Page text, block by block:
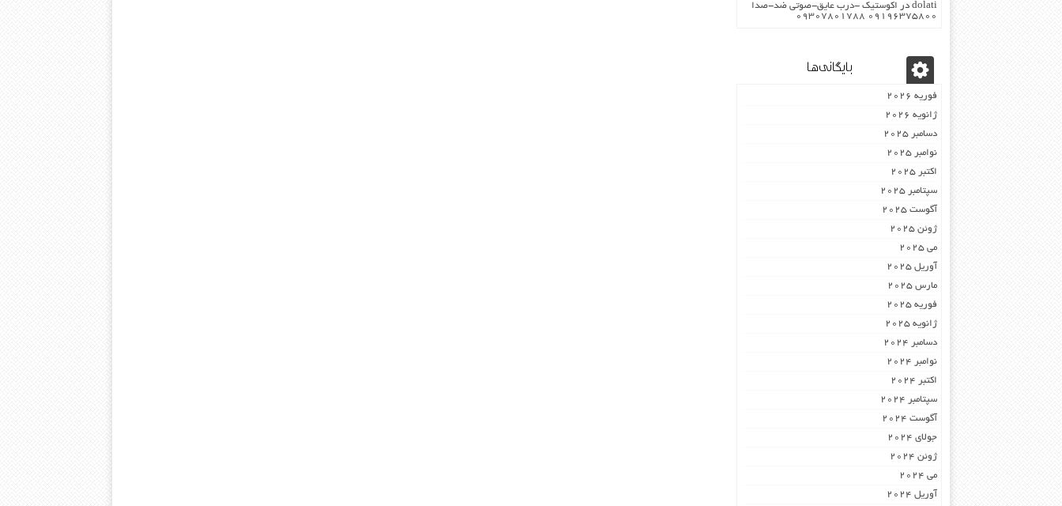
dolati در اکوستیک -درب عایق-صوتی ضد-صدا
۰۹۱۹۶۳۷۵۸۰۰ ۰۹۳۰۷۸۰۱۷۸۸
بایگانی‌ها
فوریه 2026
ژانویه 2026
دسامبر 2025
نوامبر 2025
اکتبر 2025
سپتامبر 2025
آگوست 2025
ژوئن 2025
می 2025
آوریل 2025
مارس 2025
فوریه 2025
ژانویه 2025
دسامبر 2024
نوامبر 2024
اکتبر 2024
سپتامبر 2024
آگوست 2024
جولای 2024
ژوئن 2024
می 2024
آوریل 2024